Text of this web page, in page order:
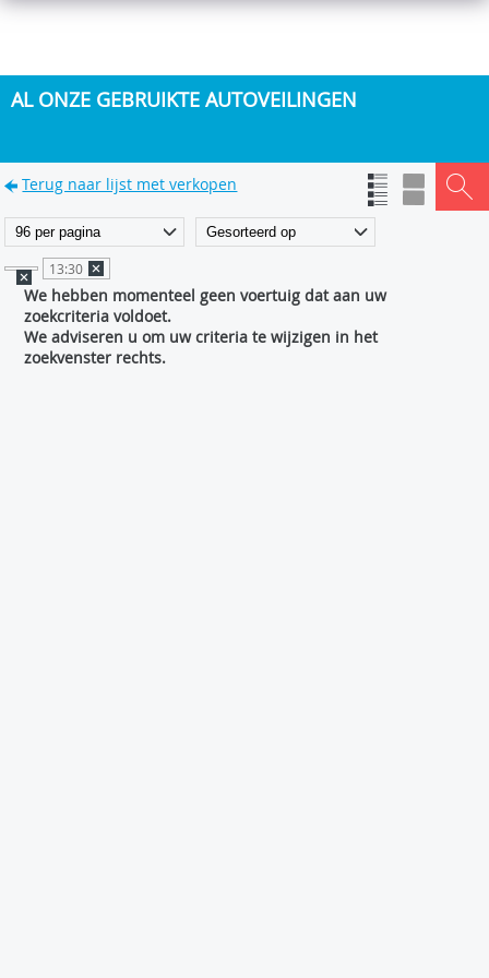
AL ONZE GEBRUIKTE AUTOVEILINGEN
Terug naar lijst met verkopen
13:30
We hebben momenteel geen voertuig dat aan uw
zoekcriteria voldoet.
We adviseren u om uw criteria te wijzigen in het
zoekvenster rechts.